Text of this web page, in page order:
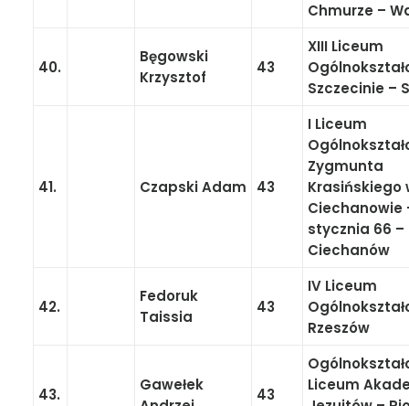
Chmurze –
40.
Bęgowski
Krzysztof
43
XIII Liceum
Szczecinie –
41. Czapski Adam 43
I Liceum
Zygmunta
Krasińskiego
Ciechanowie
stycznia 66 –
Ciechanów
42.
Fedoruk
Taissia
43
IV Liceum
Rzeszów
43.
Gawełek
43
Liceum